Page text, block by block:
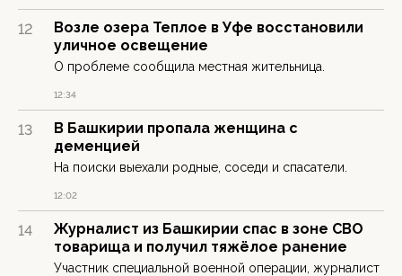
12
Возле озера Теплое в Уфе восстановили
уличное освещение
О проблеме сообщила местная жительница.
12:34
13
В Башкирии пропала женщина с
деменцией
На поиски выехали родные, соседи и спасатели.
12:02
14
Журналист из Башкирии спас в зоне СВО
товарища и получил тяжёлое ранение
Участник специальной военной операции, журналист